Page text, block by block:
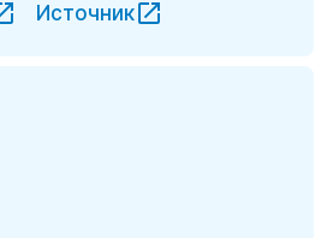
Источник